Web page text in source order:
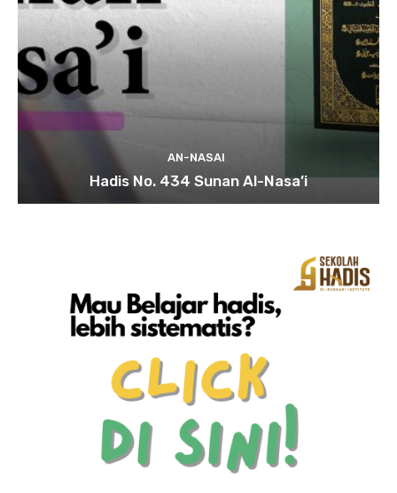
AN-NASAI
Hadis No. 434 Sunan Al-Nasa’i